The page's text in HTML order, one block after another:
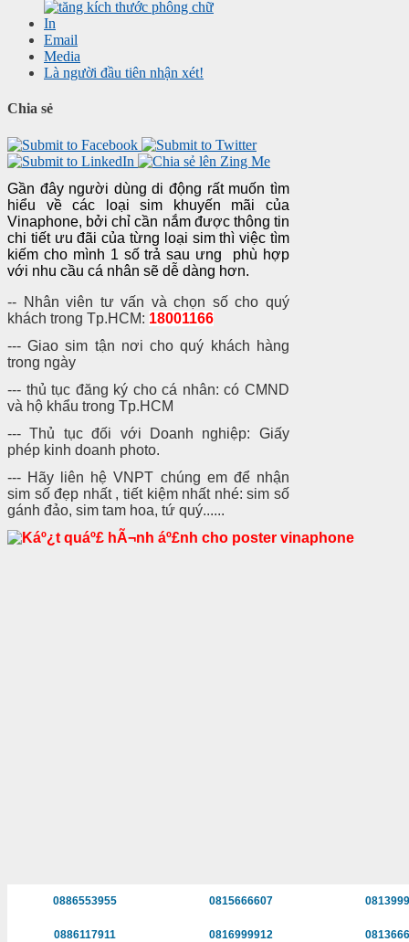
In
Email
Media
Là người đầu tiên nhận xét!
Chia sẻ
Gần đây người dùng di động rất muốn tìm
hiểu về các loại sim khuyến mãi của
Vinaphone, bởi chỉ cần nắm được thông tin
chi tiết ưu đãi của từng loại sim thì việc tìm
kiếm cho mình 1 số trả sau ưng phù hợp
với nhu cầu cá nhân sẽ dễ dàng hơn.
-- Nhân viên tư vấn và chọn số cho quý
khách trong Tp.HCM: 18001166
--- Giao sim tận nơi cho quý khách hàng
trong ngày
--- thủ tục đăng ký cho cá nhân: có CMND
và hộ khẩu trong Tp.HCM
--- Thủ tục đối với Doanh nghiệp: Giấy
phép kinh doanh photo.
--- Hãy liên hệ VNPT chúng em để nhận
sim số đẹp nhất , tiết kiệm nhất nhé: sim số
gánh đảo, sim tam hoa, tứ quý......
0886553955 0815666607
0886117911 0816999912